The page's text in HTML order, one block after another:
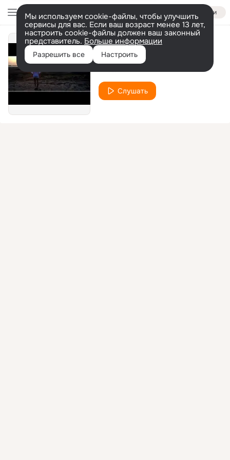
Войти
Мы используем cookie-файлы, чтобы улучшить
сервисы для вас. Если ваш возраст менее 13 лет,
настроить cookie-файлы должен ваш законный
представитель. Больше информации
Разрешить все Настроить
Недотрога
Слушать